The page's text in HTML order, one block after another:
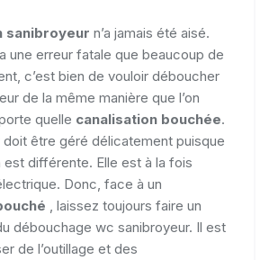
sanibroyeur n’a jamais été aisé.
a une erreur fatale que beaucoup de
c’est bien de vouloir déboucher
de la même manière que l’on
quelle canalisation bouchée.
doit être géré délicatement puisque
différente. Elle est à la fois
Donc, face à un
, laissez toujours faire un
débouchage wc sanibroyeur. Il est
de l’outillage et des